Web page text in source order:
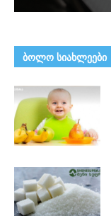
ᲑᲝᲚᲝ ᲡᲘᲐᲮᲚᲔᲔᲑᲘ